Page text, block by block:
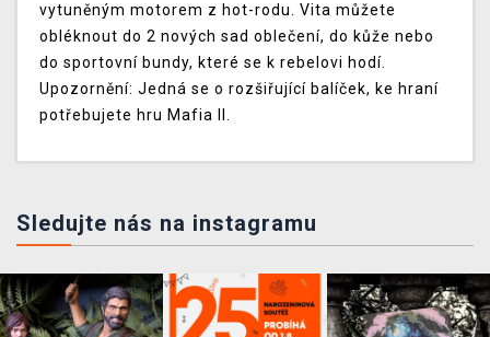
vytuněným motorem z hot-rodu. Vita můžete
obléknout do 2 nových sad oblečení, do kůže nebo
do sportovní bundy, které se k rebelovi hodí.
Upozornění: Jedná se o rozšiřující balíček, ke hraní
potřebujete hru Mafia II.
Sledujte nás na instagramu